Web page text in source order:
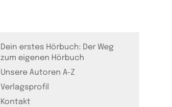
Dein erstes Hörbuch: Der Weg
zum eigenen Hörbuch
Unsere Autoren A-Z
Verlagsprofil
Kontakt